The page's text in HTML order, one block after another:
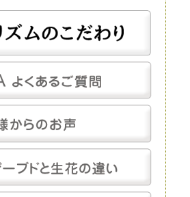
とほかの花の比較
近年、生花店の店頭にも並べられているので、
いる人は多いかもしれません。まずはプリザー
を比較してみましょう。
一見、生花のように見える、人工的に加工され
色も可能です。そのため、生花にはありえない
フリーというわけではありません。
ケートで、これらについてはしっかり管理しな
発生を招きます。しかし、エアコンをつけっぱ
要はなく、気にしてあげる程度で十分です。
って最適な温度は18～25℃程度、湿度は30～
ドフラワーは基本的に「花」を加工したもの
。そのため、小さなお供え花から豪華なディス
途で使えます。